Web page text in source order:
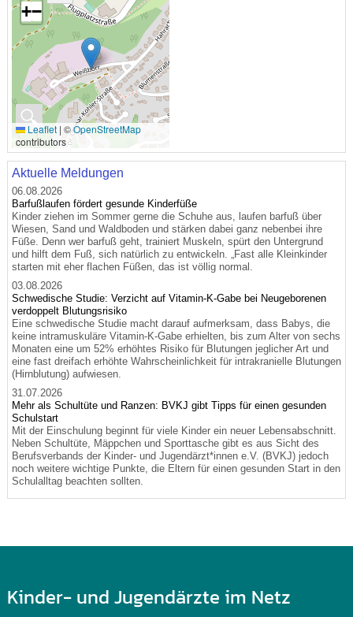
🔍
+−
Leaflet | ©OpenStreetMap
contributors
Aktuelle Meldungen
06.08.2026
Barfußlaufen fördert gesunde Kinderfüße
Kinder ziehen im Sommer gerne die Schuhe aus, laufen barfuß über
Wiesen, Sand und Waldboden und stärken dabei ganz nebenbei ihre
Füße. Denn wer barfuß geht, trainiert Muskeln, spürt den Untergrund
und hilft dem Fuß, sich natürlich zu entwickeln. „Fast alle Kleinkinder
starten mit eher flachen Füßen, das ist völlig normal.
03.08.2026
Schwedische Studie: Verzicht auf Vitamin-K-Gabe bei Neugeborenen
verdoppelt Blutungsrisiko
Eine schwedische Studie macht darauf aufmerksam, dass Babys, die
keine intramuskuläre Vitamin-K-Gabe erhielten, bis zum Alter von sechs
Monaten eine um 52% erhöhtes Risiko für Blutungen jeglicher Art und
eine fast dreifach erhöhte Wahrscheinlichkeit für intrakranielle Blutungen
(Hirnblutung) aufwiesen.
31.07.2026
Mehr als Schultüte und Ranzen: BVKJ gibt Tipps für einen gesunden
Schulstart
Mit der Einschulung beginnt für viele Kinder ein neuer Lebensabschnitt.
Neben Schultüte, Mäppchen und Sporttasche gibt es aus Sicht des
Berufsverbands der Kinder- und Jugendärzt*innen e.V. (BVKJ) jedoch
noch weitere wichtige Punkte, die Eltern für einen gesunden Start in den
Schulalltag beachten sollten.
Kinder- und Jugendärzte im Netz